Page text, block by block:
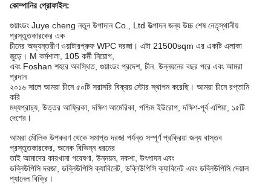
কোম্পানির প্রোফাইল:
গুয়াংডং Juye cheng নতুন উপাদান Co., Ltd উত্পাদন জন্য উচ্চ শেষ নেতৃস্থানীয়
প্রস্তুতকারকের এক
চীনের অভ্যন্তরীণ ওয়াটারপ্রুফ WPC দরজা। এটা 21500sqm এর একটি এলাকা
জুড়ে। M কর্মশালা, 105 কর্মী নিয়োগ,
এবং Foshan শহরে অবস্থিত, গুয়াংডং প্রদেশ, চীন. উন্নয়নের বছর পরে এবং আমরা
প্রদান
২০১৬ সালে আমরা চীনে ৫০টি সরাসরি বিক্রয় স্টোর স্থাপন করেছি। আমরা চীনে রপ্তানি
করি
মধ্যপ্রাচ্য, উত্তর আফ্রিকা, দক্ষিণ আমেরিকা, পশ্চিম ইউরোপ, দক্ষিণ-পূর্ব এশিয়া, ১৫টি
দেশের।
আমরা মৌলিক উপকরণ থেকে সমাপ্ত দরজা পর্যন্ত সম্পূর্ণ প্রক্রিয়া জন্য বাস্তব
প্রস্তুতকারকের, অনেক বিভিন্ন ধরনের
তাই আমাদের কারখানা গবেষণা, উন্নয়ন, নকশা, উৎপাদন এবং
ডব্লিউপিসি দরজা, ডব্লিউপিসি ক্যাবিনেট, ডব্লিউপিসি ক্যাবিনেট এবং ডব্লিউপিসি দেয়াল
প্যানেল বিক্রি।